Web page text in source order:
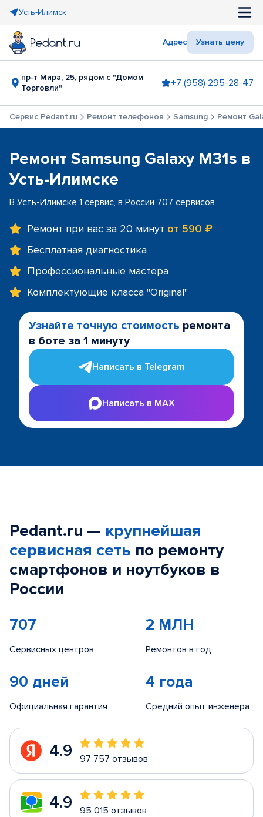
Усть-Илимск
Адрес Узнать цену
пр-т Мира, 25, рядом с "Домом
Торговли"
+7 (958) 295-28-47
Сервис Pedant.ru Ремонт телефонов Samsung Ремонт
Ремонт Samsung Galaxy M31s в
Усть-Илимске
В Усть-Илимске 1 сервис, в России 707 сервисов
Ремонт при вас за 20 минут от 590 ₽
Бесплатная диагностика
Профессиональные мастера
Комплектующие класса "Original"
Узнайте точную стоимость ремонта
в боте за 1 минуту
Написать в Telegram
Написать в MAX
Pedant.ru — крупнейшая
сервисная сеть по ремонту
смартфонов и ноутбуков в
России
707
Сервисных центров
2 МЛН
Ремонтов в год
90 дней
Официальная гарантия
4 года
Средний опыт инженера
4.9 97 757 отзывов
4.9 95 015 отзывов